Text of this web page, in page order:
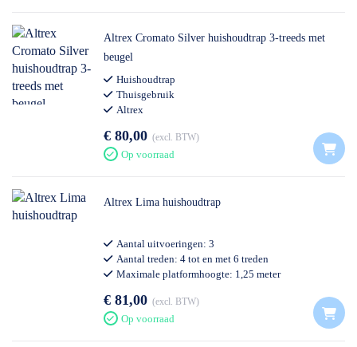
Altrex Cromato Silver huishoudtrap 3-treeds met
beugel
Huishoudtrap
Thuisgebruik
Altrex
€ 80,00 excl. BTW
Op voorraad
Altrex Lima huishoudtrap
Aantal uitvoeringen: 3
Aantal treden: 4 tot en met 6 treden
Maximale platformhoogte: 1,25 meter
€ 81,00 excl. BTW
Op voorraad